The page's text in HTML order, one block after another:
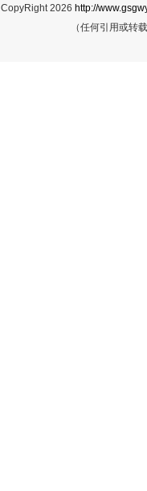
CopyRight 2026 http://
（任何引用或转